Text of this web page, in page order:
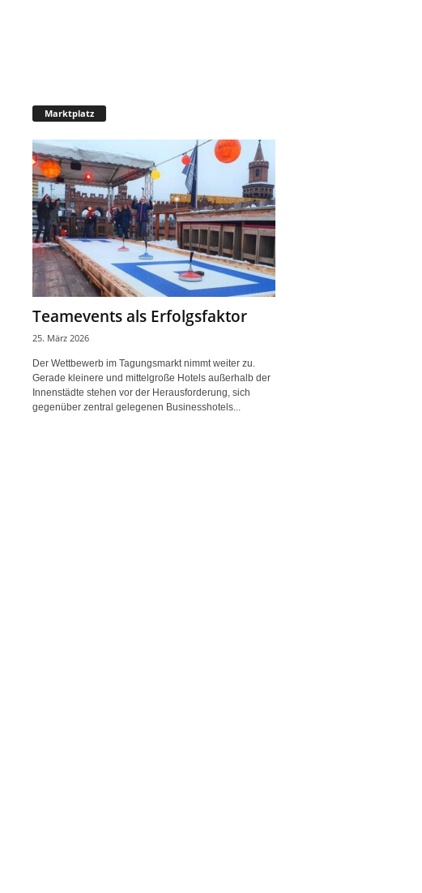
Marktplatz
Teamevents als Erfolgsfaktor
25. März 2026
Der Wettbewerb im Tagungsmarkt nimmt weiter zu.
Gerade kleinere und mittelgroße Hotels außerhalb der
Innenstädte stehen vor der Herausforderung, sich
gegenüber zentral gelegenen Businesshotels...